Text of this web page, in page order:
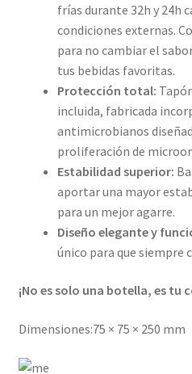
frías durante 32h y 24h
condiciones externas.
para no cambiar el
tus bebidas favoritas.
Protección total:
incluida, fabricada
antimicrobianos
proliferación de
Estabilidad superior:
aportar una mayor
para un mejor agarre.
Diseño elegante y
único para que siempre
¡No es solo una botella, es tu
Dimensiones:75 × 75 × 250 mm